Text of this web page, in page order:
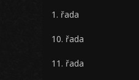
1. řada
10. řada
11. řada